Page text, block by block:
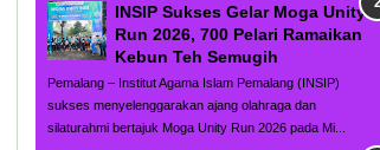
INSIP Sukses Gelar Moga Unity
Run 2026, 700 Pelari Ramaikan
Kebun Teh Semugih
Pemalang – Institut Agama Islam Pemalang (INSIP)
sukses menyelenggarakan ajang olahraga dan
silaturahmi bertajuk Moga Unity Run 2026 pada Mi...